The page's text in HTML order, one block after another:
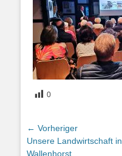
0
Beitragsnavigation
← Vorheriger
Vorheriger
Beitrag:
Unsere Landwirtschaft in
Wallenhorst